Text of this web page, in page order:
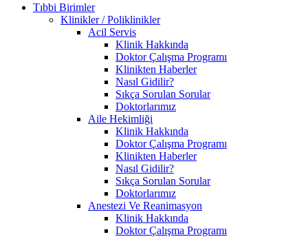
Tıbbi Birimler
Klinikler / Poliklinikler
Acil Servis
Klinik Hakkında
Doktor Çalışma Programı
Klinikten Haberler
Nasıl Gidilir?
Sıkça Sorulan Sorular
Doktorlarımız
Aile Hekimliği
Klinik Hakkında
Doktor Çalışma Programı
Klinikten Haberler
Nasıl Gidilir?
Sıkça Sorulan Sorular
Doktorlarımız
Anestezi Ve Reanimasyon
Klinik Hakkında
Doktor Çalışma Programı